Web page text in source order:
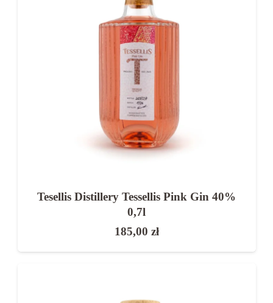
Tesellis Distillery Tessellis Pink Gin 40%
0,7l
185,00 zł